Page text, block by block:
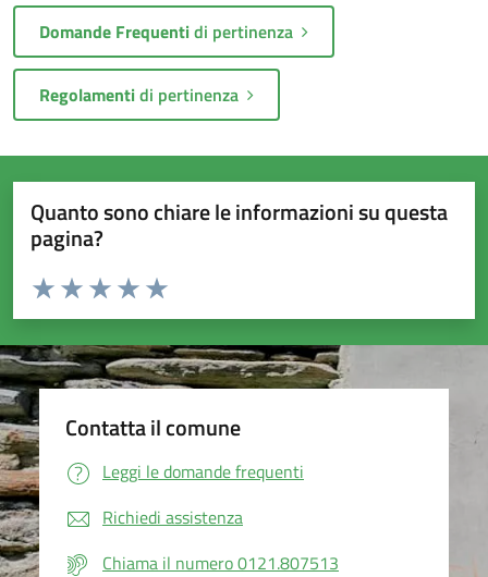
Domande Frequentidi pertinenza
Regolamentidi pertinenza
Quanto sono chiare le informazioni su questa
pagina?
Valuta da 1 a 5 stelle la pagina
Valuta 5 stelle su 5
Valuta 4 stelle su 5
Valuta 3 stelle su 5
Valuta 2 stelle su 5
Valuta 1 stelle su 5
Contatta il comune
Leggi le domande frequenti
Richiedi assistenza
Chiama il numero 0121.807513